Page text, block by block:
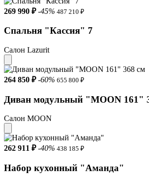
269 990 ₽ -45% 487 210 ₽
Спальня "Кассия" 7
Салон Lazurit
264 850 ₽ -60% 655 800 ₽
Диван модульный "MOON 161"
Салон MOON
262 911 ₽ -40% 438 185 ₽
Набор кухонный "Аманда"